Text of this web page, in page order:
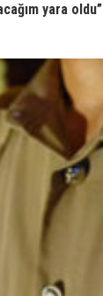
yara oldu”